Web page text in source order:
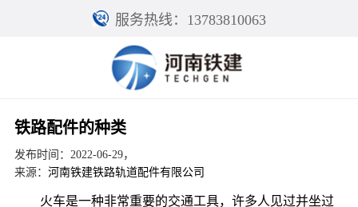
服务热线：13783810063
铁路配件的种类
发布时间：2022-06-29，
来源： 河南铁建铁路轨道配件有限公司
火车是一种非常重要的交通工具，许多人见过并坐过